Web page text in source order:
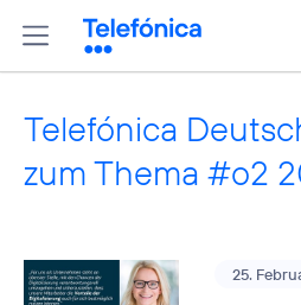
Telefónica
zum Thema #o2
25.